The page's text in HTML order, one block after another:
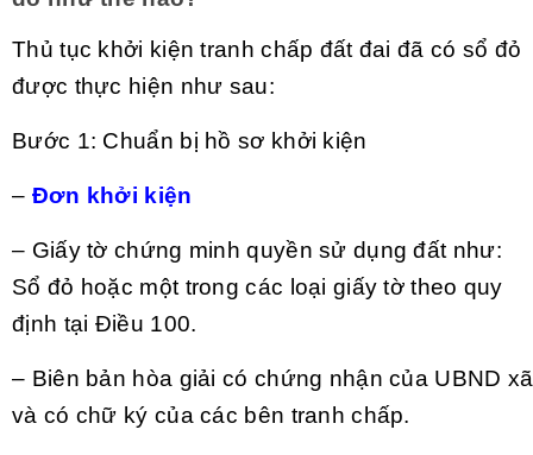
Thủ tục khởi kiện tranh chấp đất đai đã có sổ đỏ
được thực hiện như sau:
Bước 1: Chuẩn bị hồ sơ khởi kiện
– Đơn khởi kiện
– Giấy tờ chứng minh quyền sử dụng đất như:
Sổ đỏ hoặc một trong các loại giấy tờ theo quy
định tại Điều 100.
– Biên bản hòa giải có chứng nhận của UBND xã
và có chữ ký của các bên tranh chấp.